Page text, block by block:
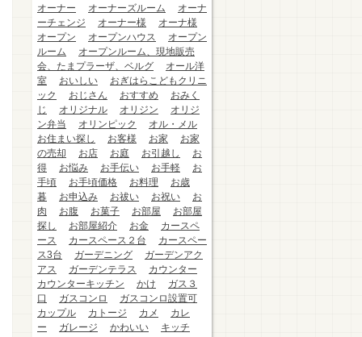
オーナー
オーナーズルーム
オーナ
ーチェンジ
オーナー様
オーナ様
オープン
オープンハウス
オープン
ルーム
オープンルーム、現地販売
会、たまプラーザ、ベルグ
オール洋
室
おいしい
おぎはらこどもクリニ
ック
おじさん おすすめ
おみく
じ
オリジナル オリジン
オリジ
ン弁当
オリンピック
オル・メル
お住まい探し
お客様 お家
お家
の売却
お店 お庭 お引越し
お
得
お悩み お手伝い お手軽
お
手頃
お手頃価格 お料理
お歳
暮
お申込み お祓い お祝い
お
肉
お腹 お菓子 お部屋
お部屋
探し
お部屋紹介 お金
カースペ
ース
カースペース２台
カースペー
ス3台
ガーデニング
ガーデンアク
アス
ガーデンテラス
カウンター
カウンターキッチン
かけ
ガス３
口
ガスコンロ
ガスコンロ設置可
カップル
カトージ カメ
カレ
ー
ガレージ かわいい
キッチ